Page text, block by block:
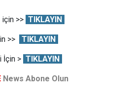
>> TIKLAYIN
>> TIKLAYIN
İçin > TIKLAYIN
News Abone Olun